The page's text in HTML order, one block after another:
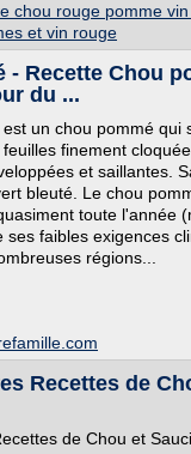
chou rouge pomme
et vin rouge
- Recette Chou
du ...
un chou pommé qui
finement
et saillantes.
bleuté. Le chou
toute l'année
ses faibles exigences
régions...
Recettes de
de Chou et